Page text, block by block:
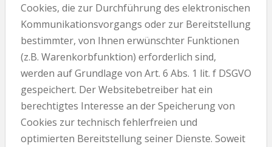
Cookies, die zur Durchführung des elektronischen
Kommunikationsvorgangs oder zur Bereitstellung
bestimmter, von Ihnen erwünschter Funktionen
(z.B. Warenkorbfunktion) erforderlich sind,
werden auf Grundlage von Art. 6 Abs. 1 lit. f DSGVO
gespeichert. Der Websitebetreiber hat ein
berechtigtes Interesse an der Speicherung von
Cookies zur technisch fehlerfreien und
optimierten Bereitstellung seiner Dienste. Soweit